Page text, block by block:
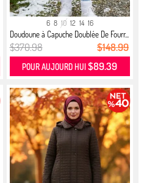
6 8 10 12 14 16
Doudoune à Capuche Doublée De Fourr...
$370.98 $148.99
POUR AUJOURD HUI$89.39